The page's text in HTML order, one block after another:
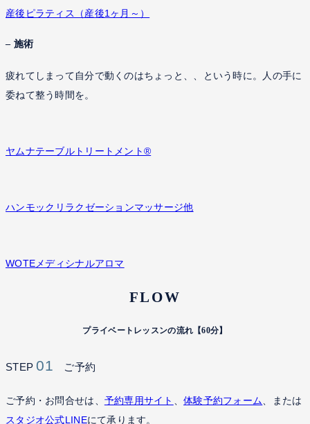
産後ピラティス（産後1ヶ月～）
– 施術
疲れてしまって自分で動くのはちょっと、、という時に。人の手に
委ねて整う時間を。
ヤムナテーブルトリートメント®
ハンモックリラクゼーションマッサージ他
WOTEメディシナルアロマ
FLOW
プライベートレッスンの流れ【60分】
STEP01 ご予約
ご予約・お問合せは、 予約専用サイト 、体験予約フォーム 、または
スタジオ公式LINEにて承ります。